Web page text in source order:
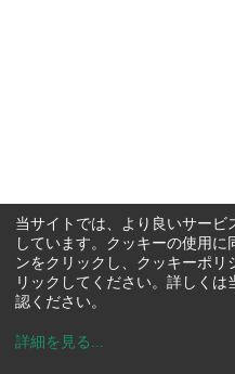
当サイトでは、より良いサービ
しています。クッキーの使用
ンをクリックし、クッキーポリ
リックしてください。詳しくは
認ください。
詳細を見る ...